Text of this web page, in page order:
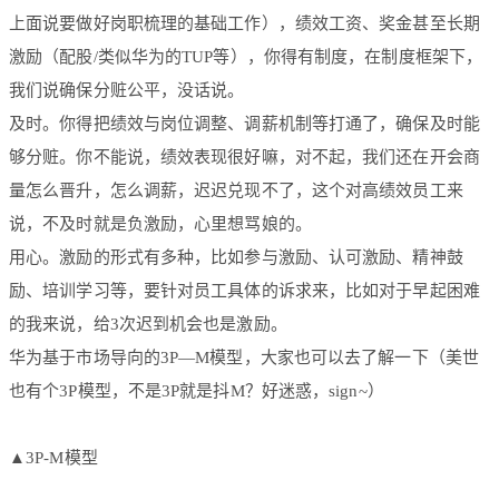
上面说要做好岗职梳理的基础工作），绩效工资、奖金甚至长期
激励（配股/类似华为的TUP等），你得有制度，在制度框架下，
我们说确保分赃公平，没话说。
及时。你得把绩效与岗位调整、调薪机制等打通了，确保及时能
够分赃。你不能说，绩效表现很好嘛，对不起，我们还在开会商
量怎么晋升，怎么调薪，迟迟兑现不了，这个对高绩效员工来
说，不及时就是负激励，心里想骂娘的。
用心。激励的形式有多种，比如参与激励、认可激励、精神鼓
励、培训学习等，要针对员工具体的诉求来，比如对于早起困难
的我来说，给3次迟到机会也是激励。
华为基于市场导向的3P—M模型，大家也可以去了解一下（美世
也有个3P模型，不是3P就是抖M？好迷惑，sign~）
▲3P-M模型